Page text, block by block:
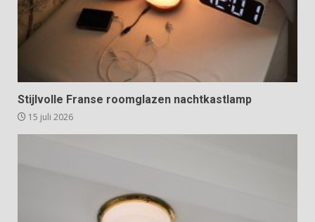
Stijlvolle Franse roomglazen nachtkastlamp
15 juli 2026